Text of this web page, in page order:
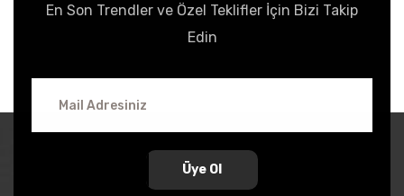
En Son Trendler ve Özel Teklifler İçin Bizi Takip
Edin
Üye Ol